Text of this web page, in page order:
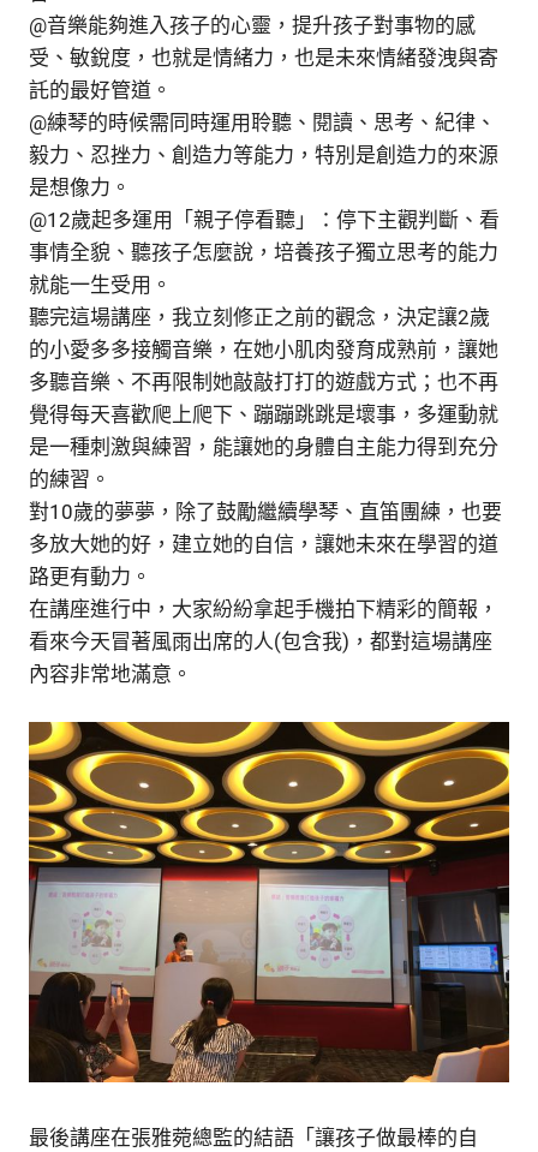
@音樂能夠進入孩子的心靈，提升孩子對事物的感
受、敏銳度，也就是情緒力，也是未來情緒發洩與寄
託的最好管道。
@練琴的時候需同時運用聆聽、閱讀、思考、紀律、
毅力、忍挫力、創造力等能力，特別是創造力的來源
是想像力。
@12歲起多運用「親子停看聽」：停下主觀判斷、看
事情全貌、聽孩子怎麼說，培養孩子獨立思考的能力
就能一生受用。
聽完這場講座，我立刻修正之前的觀念，決定讓2歲
的小愛多多接觸音樂，在她小肌肉發育成熟前，讓她
多聽音樂、不再限制她敲敲打打的遊戲方式；也不再
覺得每天喜歡爬上爬下、蹦蹦跳跳是壞事，多運動就
是一種刺激與練習，能讓她的身體自主能力得到充分
的練習。
對10歲的夢夢，除了鼓勵繼續學琴、直笛團練，也要
多放大她的好，建立她的自信，讓她未來在學習的道
路更有動力。
在講座進行中，大家紛紛拿起手機拍下精彩的簡報，
看來今天冒著風雨出席的人(包含我)，都對這場講座
內容非常地滿意。
最後講座在張雅菀總監的結語「讓孩子做最棒的自